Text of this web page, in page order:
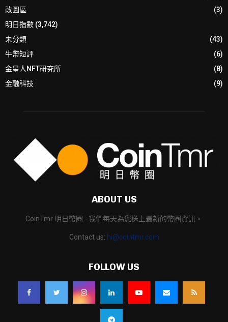
改圖區
(3)
明日指數 (3,742)
未分類
(43)
牛幣短評
(6)
金星人NFT研究所
(8)
金融科技
(9)
ABOUT US
CoinTmr 明日幣圈 - 我們每天為您送上最新的幣圈資訊。
Contact us: hi@cointmr.com
FOLLOW US